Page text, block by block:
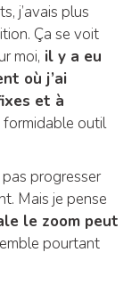
j’avais plus
Ça se voit
moi, il y a eu
où j’ai
et à
formidable outil
progresser
Mais je pense
le zoom peut
pourtant